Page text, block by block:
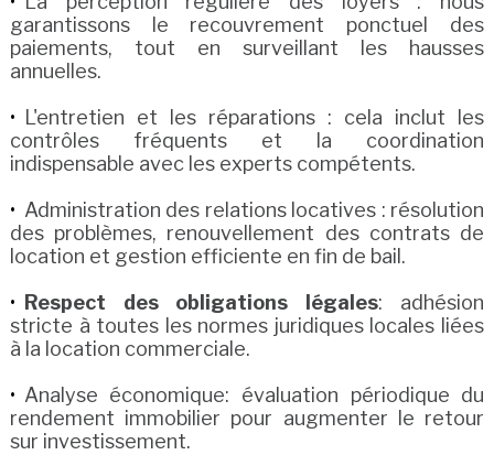
garantissons le recouvrement ponctuel des
paiements, tout en surveillant les hausses
annuelles.
L'entretien et les réparations : cela inclut les
contrôles fréquents et la coordination
indispensable avec les experts compétents.
Administration des relations locatives : résolution
des problèmes, renouvellement des contrats de
location et gestion efficiente en fin de bail.
Respect des obligations légales: adhésion
stricte à toutes les normes juridiques locales liées
à la location commerciale.
Analyse économique: évaluation périodique du
rendement immobilier pour augmenter le retour
sur investissement.